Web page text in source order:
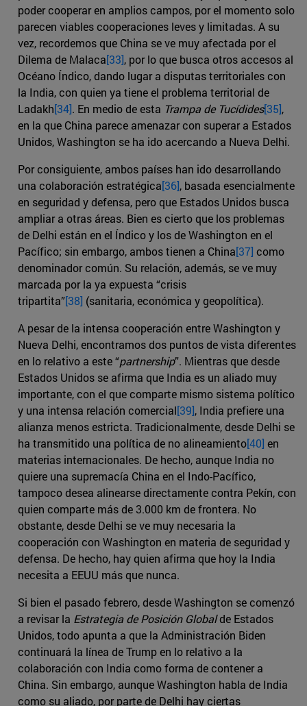
poder cooperar en amplios campos, por el momento solo
parecen viables cooperaciones leves y limitadas. A su
vez, recordemos que China se ve muy afectada por el
Dilema de Malaca[33], por lo que busca otros accesos al
Océano Índico, dando lugar a disputas territoriales con
la India, con quien ya tiene el problema territorial de
Ladakh[34]. En medio de esta Trampa de Tucídides[35],
en la que China parece amenazar con superar a Estados
Unidos, Washington se ha ido acercando a Nueva Delhi.
Por consiguiente, ambos países han ido desarrollando
una colaboración estratégica[36], basada esencialmente
en seguridad y defensa, pero que Estados Unidos busca
ampliar a otras áreas. Bien es cierto que los problemas
de Delhi están en el Índico y los de Washington en el
Pacífico; sin embargo, ambos tienen a China[37] como
denominador común. Su relación, además, se ve muy
marcada por la ya expuesta “crisis
tripartita”[38] (sanitaria, económica y geopolítica).
A pesar de la intensa cooperación entre Washington y
Nueva Delhi, encontramos dos puntos de vista diferentes
en lo relativo a este “partnership”. Mientras que desde
Estados Unidos se afirma que India es un aliado muy
importante, con el que comparte mismo sistema político
y una intensa relación comercial[39], India prefiere una
alianza menos estricta. Tradicionalmente, desde Delhi se
ha transmitido una política de no alineamiento[40] en
materias internacionales. De hecho, aunque India no
quiere una supremacía China en el Indo-Pacífico,
tampoco desea alinearse directamente contra Pekín, con
quien comparte más de 3.000 km de frontera. No
obstante, desde Delhi se ve muy necesaria la
cooperación con Washington en materia de seguridad y
defensa. De hecho, hay quien afirma que hoy la India
necesita a EEUU más que nunca.
Si bien el pasado febrero, desde Washington se comenzó
a revisar la Estrategia de Posición Globalde Estados
Unidos, todo apunta a que la Administración Biden
continuará la línea de Trump en lo relativo a la
colaboración con India como forma de contener a
China. Sin embargo, aunque Washington habla de India
como su aliado, por parte de Delhi hay ciertas